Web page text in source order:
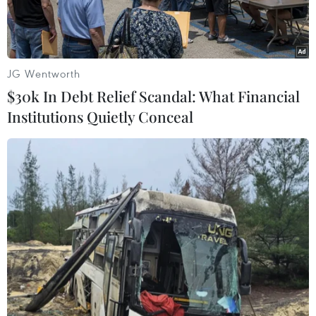
Một nhà máy ở tỉnh Hà Bắc, Trung Quốc, ngày 6/7/2019. (Ảnh:
THX/ TTXVN)
Các nhà quản lý tài chính của Trung Quốc đang
điều phối các công cụ chính sách để ứng phó với
những thách thức do đại dịch viêm đường hô
JG Wentworth
$30k In Debt Relief Scandal: What Financial
Institutions Quietly Conceal